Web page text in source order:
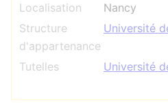
Localisation
Nancy
Structure
d'appartenance
Université
Tutelles Université